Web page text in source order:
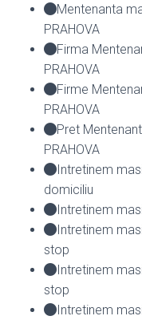
Mentenanta
PRAHOVA
Firma
PRAHOVA
Firme
PRAHOVA
Pret
PRAHOVA
Intretinem
domiciliu
Intretinem
Intretinem
stop
Intretinem
stop
Intretinem